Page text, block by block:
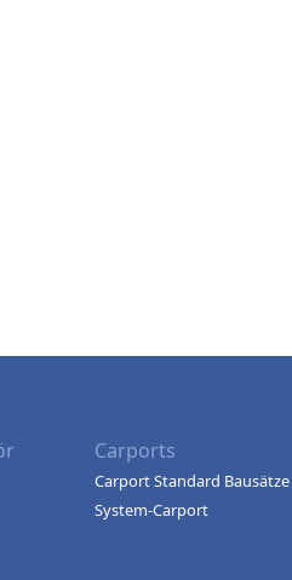
Carports
Carport Standard Bausätze
System-Carport